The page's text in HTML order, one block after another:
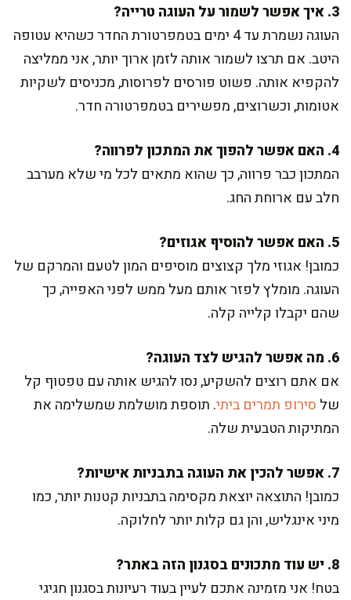
3. איך אפשר לשמור על העוגה טרייה?
העוגה נשמרת עד 4 ימים בטמפרטורת החדר כשהיא עטופה
היטב. אם תרצו לשמור אותה לזמן ארוך יותר, אני ממליצה
להקפיא אותה. פשוט פורסים לפרוסות, מכניסים לשקיות
אטומות, וכשרוצים, מפשירים בטמפרטורה חדר.
4. האם אפשר להפוך את המתכון לפרווה?
המתכון כבר פרווה, כך שהוא מתאים לכל מי שלא מערבב
חלב עם ארוחת החג.
5. האם אפשר להוסיף אגוזים?
כמובן! אגוזי מלך קצוצים מוסיפים המון לטעם והמרקם של
העוגה. מומלץ לפזר אותם מעל ממש לפני האפייה, כך
שהם יקבלו קלייה קלה.
6. מה אפשר להגיש לצד העוגה?
אם אתם רוצים להשקיע, נסו להגיש אותה עם טפטוף קל
של סירופ תמרים ביתי. תוספת מושלמת שמשלימה את
המתיקות הטבעית שלה.
7. אפשר להכין את העוגה בתבניות אישיות?
כמובן! התוצאה יוצאת מקסימה בתבניות קטנות יותר, כמו
מיני אינגליש, והן גם קלות יותר לחלוקה.
8. יש עוד מתכונים בסגנון הזה באתר?
בטח! אני מזמינה אתכם לעיין בעוד רעיונות בסגנון חגיגי